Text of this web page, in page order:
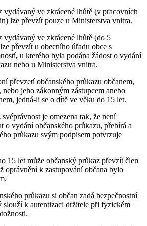
vydávaný ve zkrácené lhůtě (v pracovních
lze převzít pouze u Ministerstva vnitra.
vydávaný ve zkrácené lhůtě (do 5
převzít u obecního úřadu obce s
, u kterého byla podána žádost o vydání
nebo u Ministerstva vnitra.
převzetí občanského průkazu občanem,
nebo jeho zákonným zástupcem anebo
jedná-li se o dítě ve věku do 15 let.
svéprávnost je omezena tak, že není
o vydání občanského průkazu, přebírá a
průkazu svým podpisem potvrzuje
15 let může občanský průkaz převzít člen
oprávnění k zastupování občana bylo
průkazu si občan zadá bezpečnostní
slouží k autentizaci držitele při fyzickém